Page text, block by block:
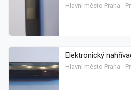
Hlavní město Praha -
Elektronický
Hlavní město Praha -